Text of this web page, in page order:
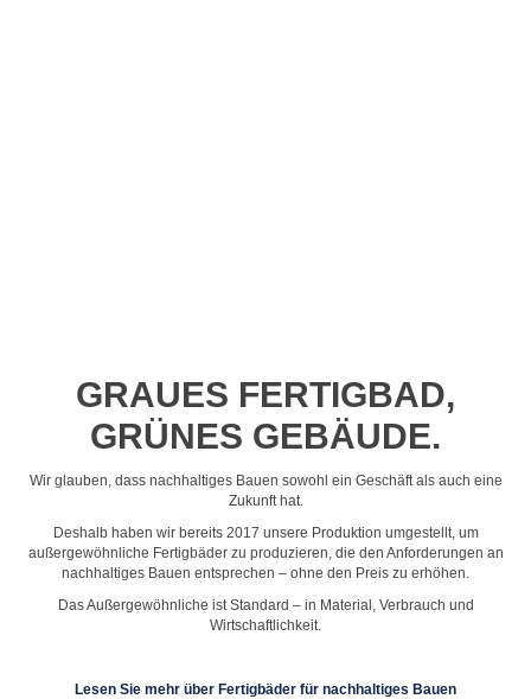
GRAUES FERTIGBAD,
GRÜNES GEBÄUDE.
Wir glauben, dass nachhaltiges Bauen sowohl ein Geschäft als auch eine
Zukunft hat.
Deshalb haben wir bereits 2017 unsere Produktion umgestellt, um
außergewöhnliche Fertigbäder zu produzieren, die den Anforderungen an
nachhaltiges Bauen entsprechen – ohne den Preis zu erhöhen.
Das Außergewöhnliche ist Standard – in Material, Verbrauch und
Wirtschaftlichkeit.
Lesen Sie mehr über Fertigbäder für nachhaltiges Bauen